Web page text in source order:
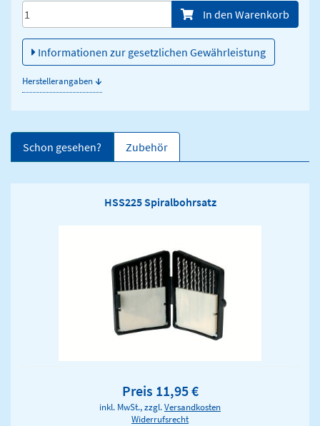
Menge/Pieces In den Warenkorb
Informationen zur gesetzlichen Gewährleistung
Herstellerangaben↓
Schon gesehen? Zubehör
HSS225 Spiralbohrsatz
Preis 11,95 €
inkl. MwSt., zzgl.Versandkosten
Widerrufsrecht